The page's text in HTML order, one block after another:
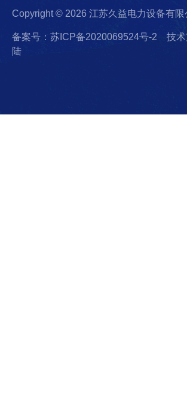
Copyright © 2026 江苏久益电力设备有
备案号：苏ICP备2020069524号-2
技
陆